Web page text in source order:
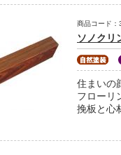
商品コード
ソノクリ
住まいの
フローリ
挽板と心